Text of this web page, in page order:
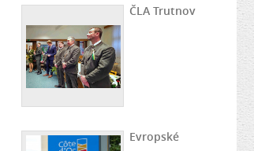
ČLA Trutnov
Evropské